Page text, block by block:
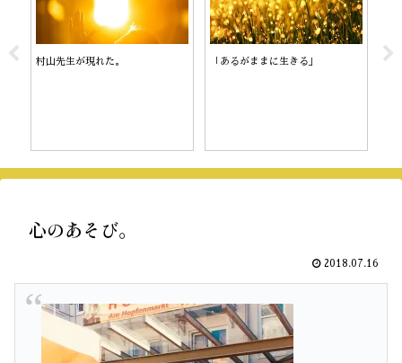
村山先生が現れた。 「あるがままに生きる」 陰
心のあそび。
2018.07.16